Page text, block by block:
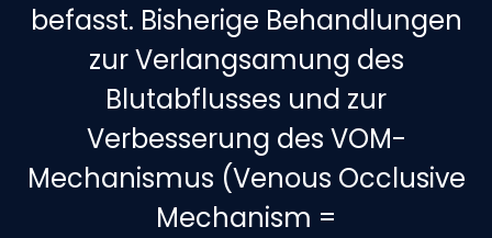
befasst. Bisherige Behandlungen
zur Verlangsamung des
Blutabflusses und zur
Verbesserung des VOM-
Mechanismus (Venous Occlusive
Mechanism =